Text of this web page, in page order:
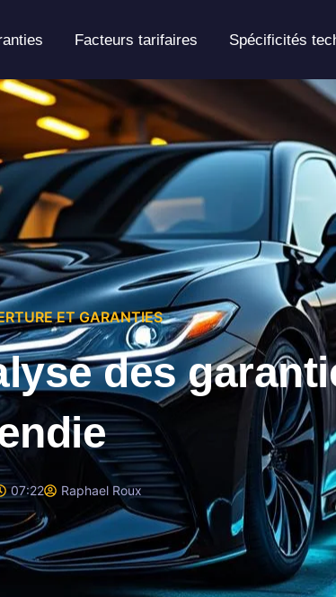
Facteurs tarifaires Spécificités
ET GARANTIES
des
07:22 Raphael Roux